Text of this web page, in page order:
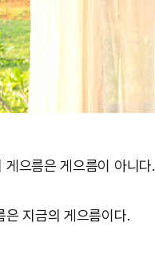
으름은 게으름이 아니다.
은 지금의 게으름이다.